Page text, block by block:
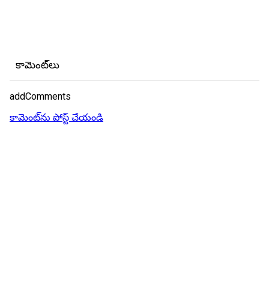
కామెంట్‌లు
addComments
కామెంట్‌ను పోస్ట్ చేయండి